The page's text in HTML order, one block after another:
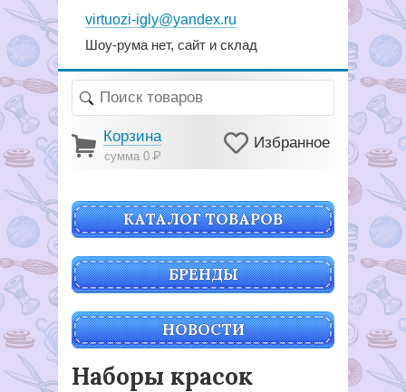
virtuozi-igly@yandex.ru
Шоу-рума нет, сайт и склад
Корзина
сумма 0Р
Избранное
КАТАЛОГ ТОВАРОВ
БРЕНДЫ
НОВОСТИ
Наборы красок